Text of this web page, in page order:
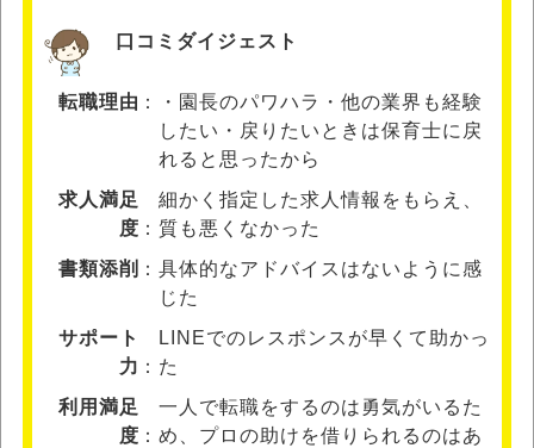
口コミダイジェスト
転職理由
・園長のパワハラ・他の業界も経験
したい・戻りたいときは保育士に戻
れると思ったから
求人満足
度
細かく指定した求人情報をもらえ、
質も悪くなかった
書類添削
具体的なアドバイスはないように感
じた
サポート
力
LINEでのレスポンスが早くて助かっ
た
利用満足
度
一人で転職をするのは勇気がいるた
め、プロの助けを借りられるのはあ